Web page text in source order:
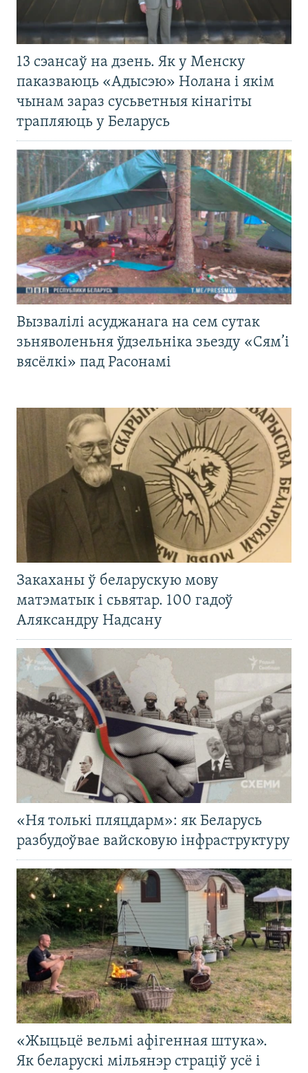
13 сэансаў на дзень. Як у Менску
паказваюць «Адысэю» Нолана і якім
чынам зараз сусьветныя кінагіты
трапляюць у Беларусь
Вызвалілі асуджанага на сем сутак
зьняволеньня ўдзельніка зьезду «Сям’і
вясёлкі» пад Расонамі
Закаханы ў беларускую мову
матэматык і сьвятар. 100 гадоў
Аляксандру Надсану
«Ня толькі пляцдарм»: як Беларусь
разбудоўвае вайсковую інфраструктуру
«Жыцьцё вельмі афігенная штука».
Як беларускі мільянэр страціў усё і